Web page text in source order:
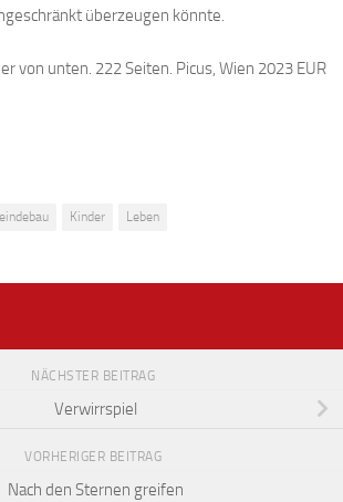
überzeugen könnte.
von unten. 222 Seiten. Picus, Wien 2023 EUR
Kinder Leben
NÄCHSTER BEITRAG
Verwirrspiel
VORHERIGER BEITRAG
Nach den Sternen greifen